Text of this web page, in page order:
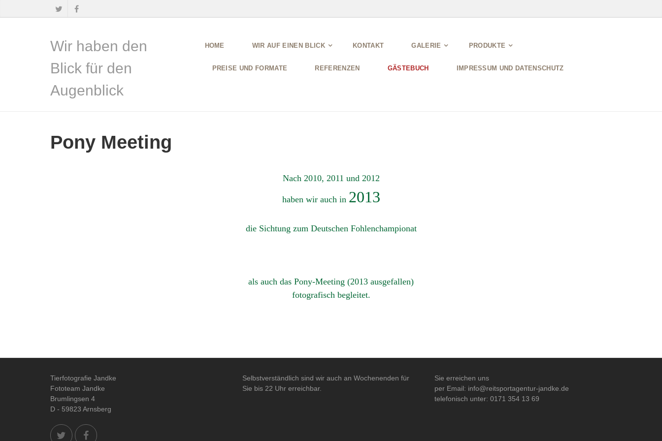
Wir haben den
Blick für den
Augenblick
HOME WIR AUF EINEN BLICK KONTAKT GALERIE PRODUKTE
PREISE UND FORMATE REFERENZEN GÄSTEBUCH IMPRESSUM UND DATENSCHUTZ
Pony Meeting
Nach 2010, 2011 und 2012
haben wir auch in 2013
die Sichtung zum Deutschen Fohlenchampionat
als auch das Pony-Meeting (2013 ausgefallen)
fotografisch begleitet.
Tierfotografie Jandke
Fototeam Jandke
Brumlingsen 4
D - 59823 Arnsberg
Selbstverständlich sind wir auch an Wochenenden für
Sie bis 22 Uhr erreichbar.
Sie erreichen uns
per Email: info@reitsportagentur-jandke.de
telefonisch unter: 0171 354 13 69